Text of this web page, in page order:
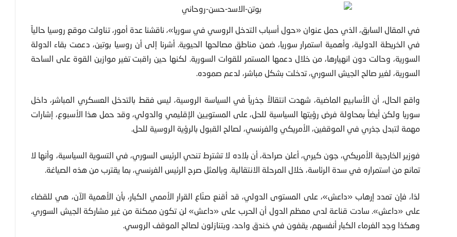
في المقال السابق، الذي حمل عنوان «حول أسباب التدخل الروسي في سوريا»، ناقشنا عدة أمور، تناولت موقع روسيا حالياً
في الخريطة الدولية، وأهمية استمرار سوريا، ضمن مناطق مصالحها الحيوية. أشرنا إلى أن روسيا بوتين، دعمت بقاء الدولة
السورية، وحالت دون انهيارها، من خلال دعمها المستمر للقوات السورية. لكنها حين راقبت تغير موازين القوة على الساحة
السورية، لغير صالح الجيش السوري، تدخلت بشكل مباشر، لدعم صموده.
واقع الحال، أن الأسابيع الماضية، شهدت انتقالاً جذرياً في السياسة الروسية، ليس فقط بالتدخل العسكري المباشر، داخل
سوريا ولكن أيضاً بمحاولة فرض رؤيتها السياسية للحل، على المستويين الإقليمي والدولي، وقد حمل هذا الأسبوع، إشارات
مهمة لتبدل جذري في الموقفين، الأمريكي والفرنسي، لصالح القبول بالرؤية الروسية للحل.
فوزير الخارجية الأمريكي، جون كيري، أعلن صراحة، أن بلاده لا تشترط تنحي الرئيس السوري، في التسوية السياسية، وأنها لا
تمانع من استمراره في سدة الرئاسة، خلال المرحلة الانتقالية. وبالمثل صرح الرئيس الفرنسي، بما يقترب من هذه الصياغة.
لذا، فإن تمدد إرهاب «داعش»، على المستوى الدولي، قد أقنع صنّاع القرار الأممي الكبار، بأن الأهمية الآن، هي للقضاء
على «داعش». سادت قناعة لدى معظم الدول أن الحرب على «داعش» لن تكون ممكنة من غير مشاركة الجيش السوري.
وهكذا وجد الغرماء الكبار أنفسهم، يقفون في خندق واحد، ويتنازلون لصالح الموقف الروسي.